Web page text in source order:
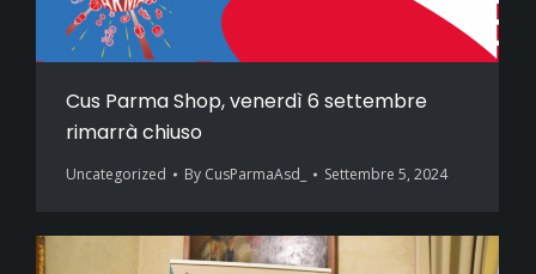
Cus Parma Shop, venerdì 6 settembre
rimarrà chiuso
Uncategorized By CusParmaAsd_ Settembre 5, 2024